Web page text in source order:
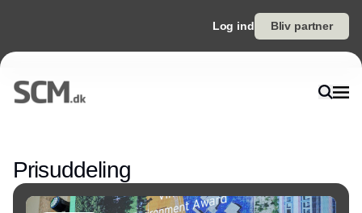
Log ind Bliv partner
Prisuddeling